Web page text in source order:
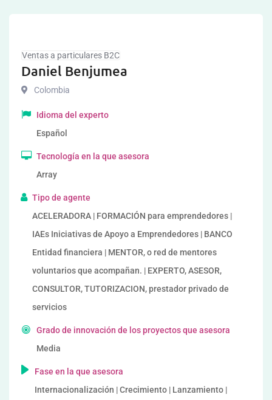
Ventas a particulares B2C
Daniel Benjumea
Colombia
Idioma del experto
Español
Tecnología en la que asesora
Array
Tipo de agente
ACELERADORA | FORMACIÓN para emprendedores |
IAEs Iniciativas de Apoyo a Emprendedores | BANCO
Entidad financiera | MENTOR, o red de mentores
voluntarios que acompañan. | EXPERTO, ASESOR,
CONSULTOR, TUTORIZACION, prestador privado de
servicios
Grado de innovación de los proyectos que asesora
Media
Fase en la que asesora
Internacionalización | Crecimiento | Lanzamiento |